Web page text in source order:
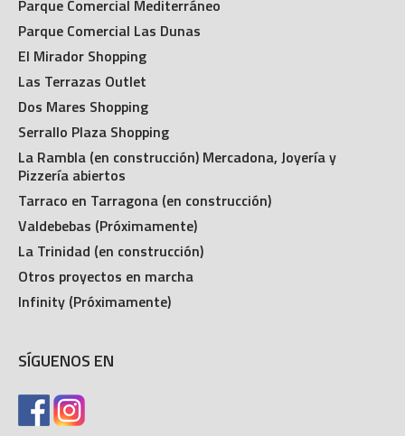
Parque Comercial Mediterráneo
Parque Comercial Las Dunas
El Mirador Shopping
Las Terrazas Outlet
Dos Mares Shopping
Serrallo Plaza Shopping
La Rambla (en construcción) Mercadona, Joyería y
Pizzería abiertos
Tarraco en Tarragona (en construcción)
Valdebebas (Próximamente)
La Trinidad (en construcción)
Otros proyectos en marcha